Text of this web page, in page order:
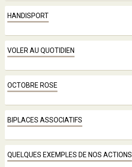
HANDISPORT
VOLER AU QUOTIDIEN
OCTOBRE ROSE
BIPLACES ASSOCIATIFS
QUELQUES EXEMPLES DE NOS ACTIONS